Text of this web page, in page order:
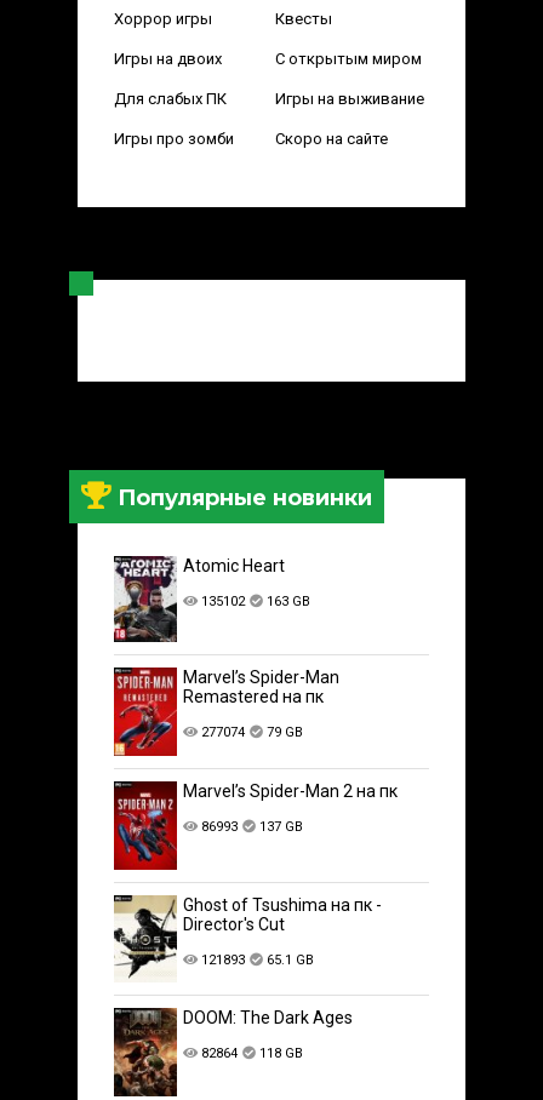
Хоррор игры Квесты
Игры на двоих С открытым миром
Для слабых ПК Игры на выживание
Игры про зомби Скоро на сайте
Популярные новинки
Atomic Heart
135102 163 GB
Marvel’s Spider-Man
Remastered на пк
277074 79 GB
Marvel’s Spider-Man 2 на пк
86993 137 GB
Ghost of Tsushima на пк -
Director's Cut
121893 65.1 GB
DOOM: The Dark Ages
82864 118 GB